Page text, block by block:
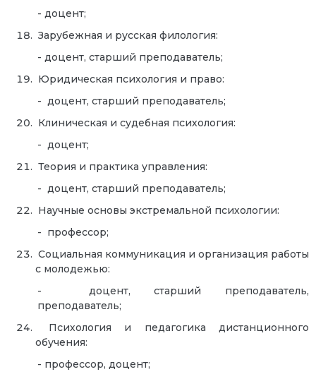
- доцент;
Зарубежная и русская филология:
- доцент, старший преподаватель;
Юридическая психология и право:
- доцент, старший преподаватель;
Клиническая и судебная психология:
- доцент;
Теория и практика управления:
- доцент, старший преподаватель;
Научные основы экстремальной психологии:
- профессор;
Социальная коммуникация и организация работы
с молодежью:
- доцент, старший преподаватель,
преподаватель;
Психология и педагогика дистанционного
обучения:
- профессор, доцент;